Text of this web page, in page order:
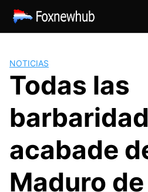
Saltar
contenido
NOTICIAS
Todas las
acabade
Maduro de